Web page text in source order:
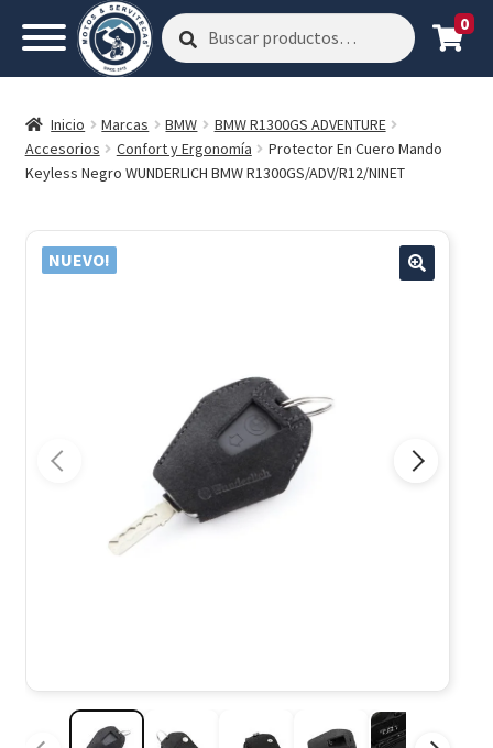
Buscar
por:
Buscar 0
Inicio Marcas BMW
BMW R1300GS ADVENTURE
Accesorios
Confort y Ergonomía
Protector En Cuero Mando
Keyless Negro WUNDERLICH BMW R1300GS/ADV/R12/NINET
NUEVO!